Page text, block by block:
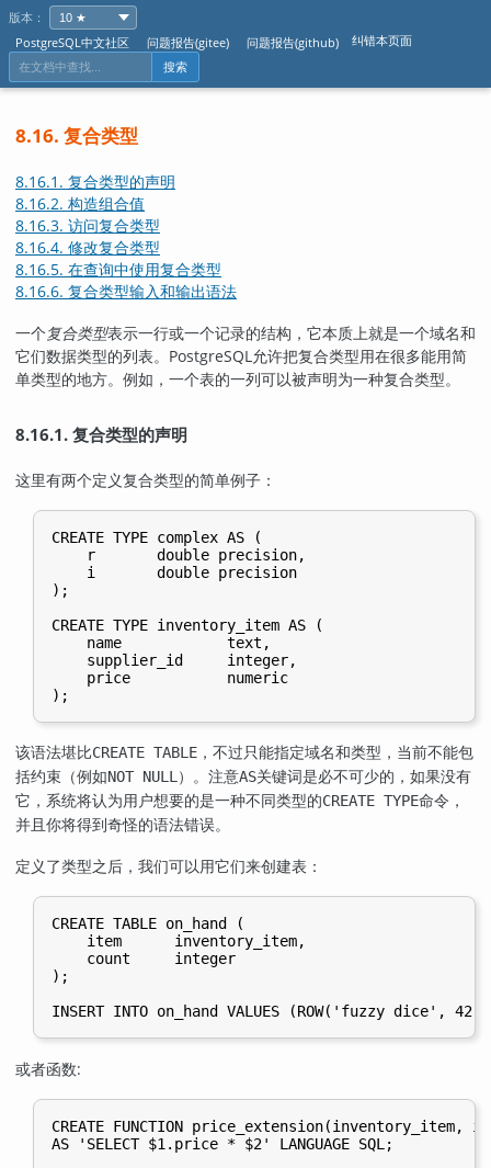
版本：
PostgreSQL中文社区
问题报告(gitee) 问题报告(github) 纠错本页面
搜索
8.16. 复合类型
8.16.1. 复合类型的声明
8.16.2. 构造组合值
8.16.3. 访问复合类型
8.16.4. 修改复合类型
8.16.5. 在查询中使用复合类型
8.16.6. 复合类型输入和输出语法
一个复合类型表示一行或一个记录的结构，它本质上就是一个域名和
它们数据类型的列表。 PostgreSQL允许把复合类型用在很多能用简
单类型的地方。例如，一个表的一列可以被声明为一种复合类型。
8.16.1. 复合类型的声明
这里有两个定义复合类型的简单例子：
CREATE TYPE complex AS (
    r       double precision,
    i       double precision
);
CREATE TYPE inventory_item AS (
    name            text,
    supplier_id     integer,
    price           numeric
);
该语法堪比CREATE TABLE ，不过只能指定域名和类型，当前不能包
括约束（例如NOT NULL）。注意AS关键词是必不可少的，如果没有
它，系统将认为用户想要的是一种不同类型的CREATE TYPE命令，
并且你将得到奇怪的语法错误。
定义了类型之后，我们可以用它们来创建表：
CREATE TABLE on_hand (
    item      inventory_item,
    count     integer
);
INSERT INTO on_hand VALUES (ROW('fuzzy dice',
或者函数:
CREATE FUNCTION price_extension(inventory_item,
AS 'SELECT $1.price * $2' LANGUAGE SQL;